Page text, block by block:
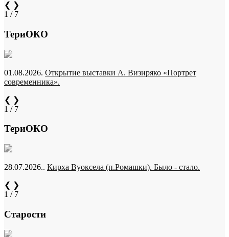
❮ ❯
1 / 7
ТериОКО
01.08.2026. Открытие выставки А. Визиряко «Портрет
современника».
❮ ❯
1 / 7
ТериОКО
28.07.2026.. Кирха Вуоксела (п.Ромашки). Было - стало.
❮ ❯
1 / 7
Старости